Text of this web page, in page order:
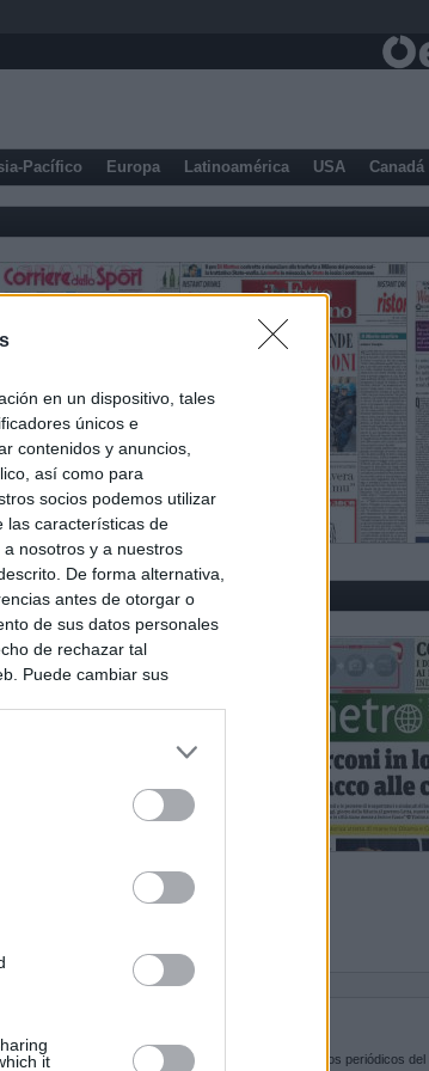
en un dispositivo, tales
únicos e
contenidos y anuncios,
así como para
socios podemos utilizar
las características de
nosotros y a nuestros
De forma alternativa,
antes de otorgar o
de sus datos personales
de rechazar tal
Puede cambiar sus
it
Pacífico Europa Latinoamérica USA Canadá
de Kiosko.net es la puerta de entrada a los periódicos del